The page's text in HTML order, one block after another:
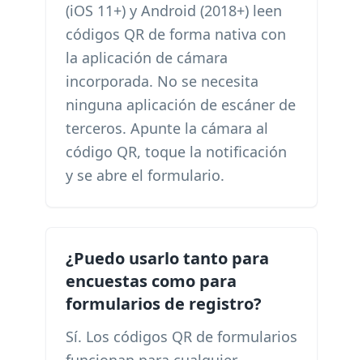
(iOS 11+) y Android (2018+) leen
códigos QR de forma nativa con
la aplicación de cámara
incorporada. No se necesita
ninguna aplicación de escáner de
terceros. Apunte la cámara al
código QR, toque la notificación
y se abre el formulario.
¿Puedo usarlo tanto para
encuestas como para
formularios de registro?
Sí. Los códigos QR de formularios